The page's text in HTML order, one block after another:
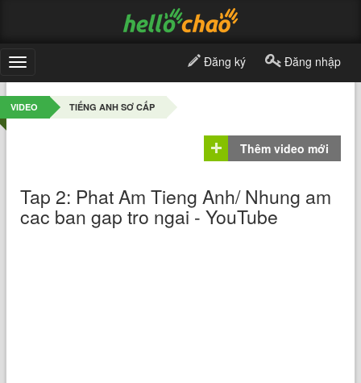
Toggle
navigation
Đăng ký Đăng nhập
VIDEO TIẾNG ANH SƠ CẤP
Thêm video mới
Tap 2: Phat Am Tieng Anh/ Nhung am
cac ban gap tro ngai - YouTube